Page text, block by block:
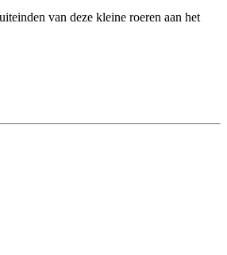
van deze kleine roeren aan het